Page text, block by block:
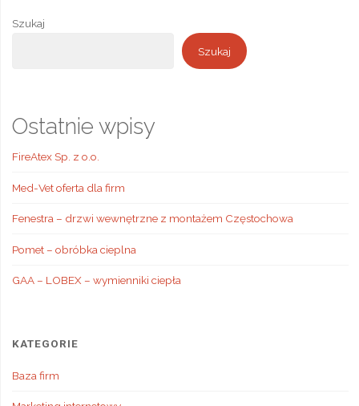
Szukaj
Szukaj
Ostatnie wpisy
FireAtex Sp. z o.o.
Med-Vet oferta dla firm
Fenestra – drzwi wewnętrzne z montażem Częstochowa
Pomet – obróbka cieplna
GAA – LOBEX – wymienniki ciepła
KATEGORIE
Baza firm